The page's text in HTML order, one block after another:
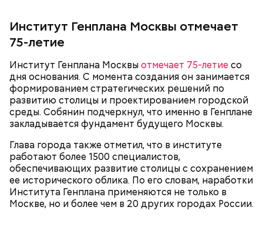
Институт Генплана Москвы отмечает
75-летие
Институт Генплана Москвыотмечает 75-летие со
дня основания. С момента создания он занимается
формированием стратегических решений по
развитию столицы и проектированием городской
среды. Собянин подчеркнул, что именно в Генплане
закладывается фундамент будущего Москвы.
Глава города также отметил, что в институте
работают более 1500 специалистов,
обеспечивающих развитие столицы с сохранением
ее исторического облика. По его словам, наработки
Института Генплана применяются не только в
Москве, но и более чем в 20 других городах России.
ТЕМ ВРЕМЕНЕМ
Проект спортивного комплекса в районе Восточный, его площадь
составит почти 4000 кв. м. / Фото: Канал Сергея Собянина